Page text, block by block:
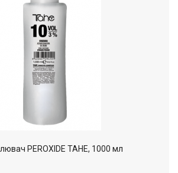
PEROXIDE TAHE, 1000 мл